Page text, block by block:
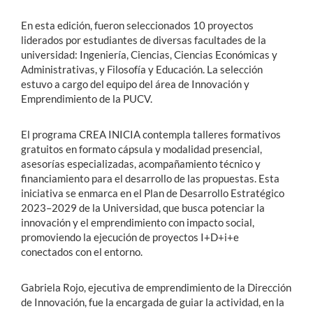
En esta edición, fueron seleccionados 10 proyectos
liderados por estudiantes de diversas facultades de la
universidad: Ingeniería, Ciencias, Ciencias Económicas y
Administrativas, y Filosofía y Educación. La selección
estuvo a cargo del equipo del área de Innovación y
Emprendimiento de la PUCV.
El programa CREA INICIA contempla talleres formativos
gratuitos en formato cápsula y modalidad presencial,
asesorías especializadas, acompañamiento técnico y
financiamiento para el desarrollo de las propuestas. Esta
iniciativa se enmarca en el Plan de Desarrollo Estratégico
2023–2029 de la Universidad, que busca potenciar la
innovación y el emprendimiento con impacto social,
promoviendo la ejecución de proyectos I+D+i+e
conectados con el entorno.
Gabriela Rojo, ejecutiva de emprendimiento de la Dirección
de Innovación, fue la encargada de guiar la actividad, en la